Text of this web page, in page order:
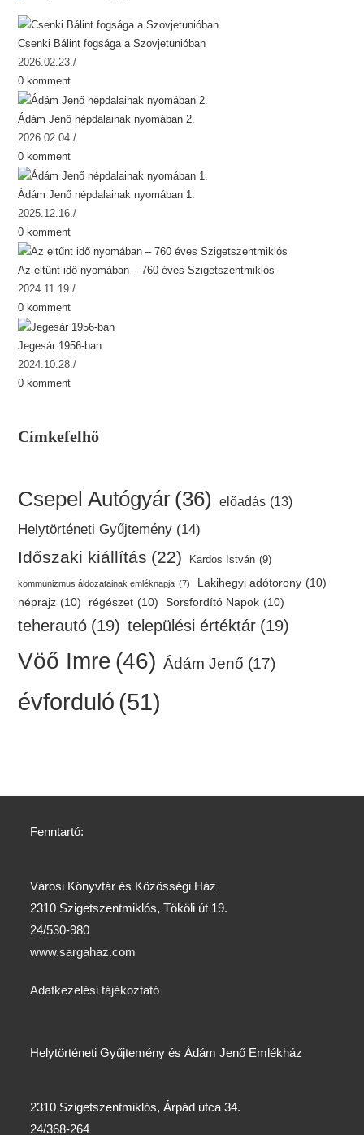
Csenki Bálint fogsága a Szovjetunióban
2026.02.23./
0 komment
Ádám Jenő népdalainak nyomában 2.
2026.02.04./
0 komment
Ádám Jenő népdalainak nyomában 1.
2025.12.16./
0 komment
Az eltűnt idő nyomában – 760 éves Szigetszentmiklós
2024.11.19./
0 komment
Jegesár 1956-ban
2024.10.28./
0 komment
Címkefelhő
Csepel Autógyár (36) előadás (13)
Helytörténeti Gyűjtemény (14)
Időszaki kiállítás (22) Kardos István (9)
kommunizmus áldozatainak emléknapja (7) Lakihegyi adótorony (10)
néprajz (10) régészet (10) Sorsfordító Napok (10)
teherautó (19) települési értéktár (19)
Vöő Imre (46) Ádám Jenő (17)
évforduló (51)
Fenntartó:
Városi Könyvtár és Közösségi Ház
2310 Szigetszentmiklós, Tököli út 19.
24/530-980
www.sargahaz.com
Adatkezelési tájékoztató
Helytörténeti Gyűjtemény és Ádám Jenő Emlékház
2310 Szigetszentmiklós, Árpád utca 34.
24/368-264